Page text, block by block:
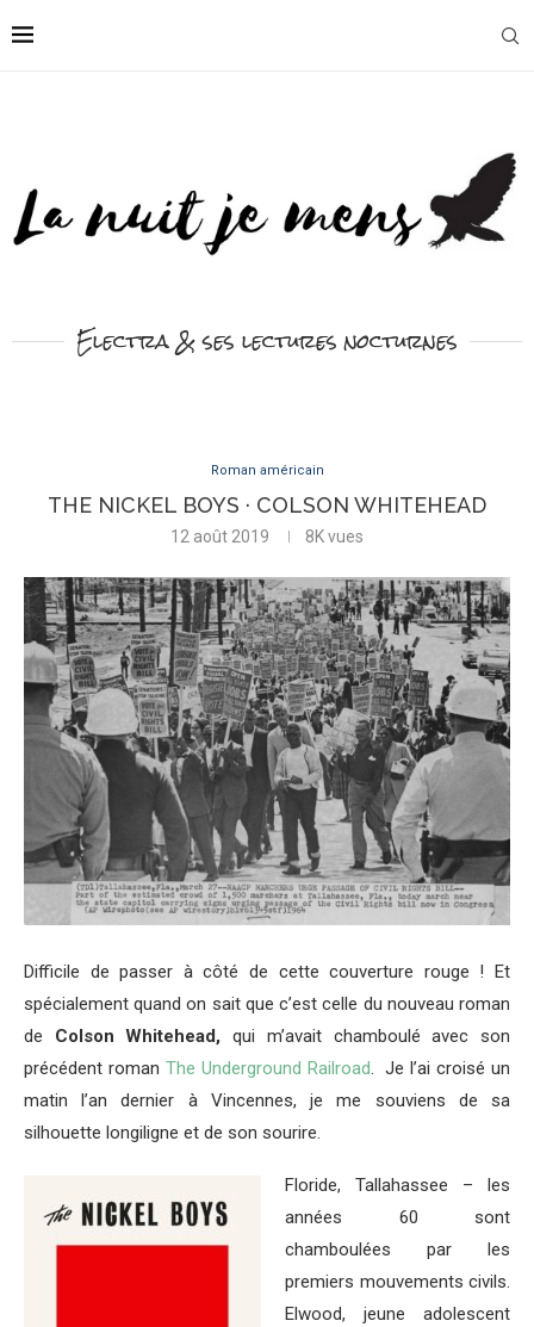
Electra & ses lectures nocturnes
Roman américain
THE NICKEL BOYS · COLSON WHITEHEAD
12 août 2019 8Kvues
Difficile de passer à côté de cette couverture rouge ! Et
spécialement quand on sait que c’est celle du nouveau roman
de Colson Whitehead, qui m’avait chamboulé avec son
précédent roman The Underground Railroad. Je l’ai croisé un
matin l’an dernier à Vincennes, je me souviens de sa
silhouette longiligne et de son sourire.
Floride, Tallahassee – les
années 60 sont
chamboulées par les
premiers mouvements civils.
Elwood, jeune adolescent